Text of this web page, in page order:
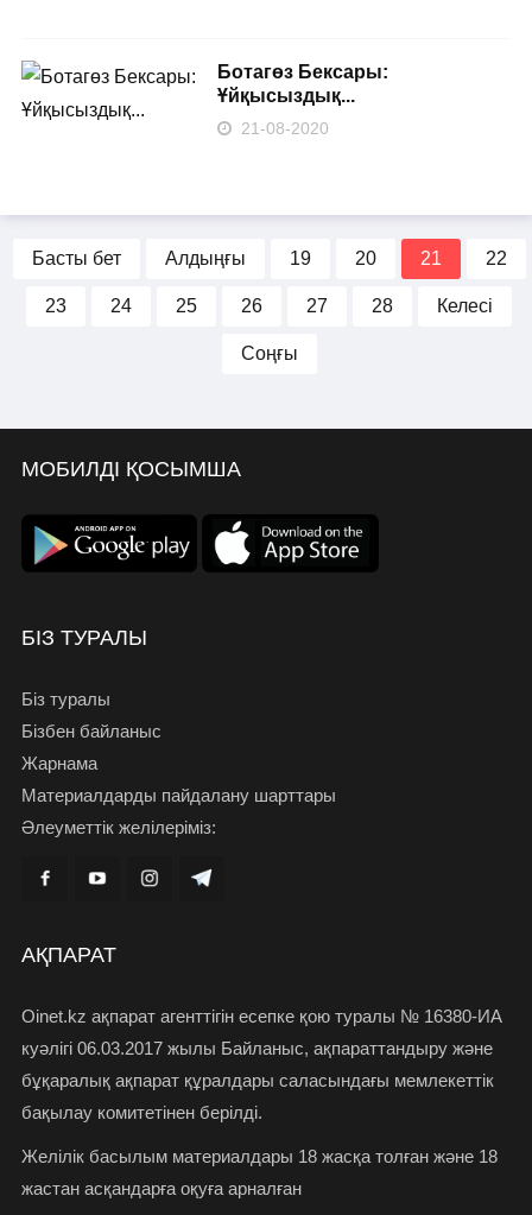
Ботагөз Бексары:
Ұйқысыздық...
21-08-2020
Басты бет Алдыңғы 19 20 21 22
23 24 25 26 27 28 Келесі
Соңғы
МОБИЛДІ ҚОСЫМША
БІЗ ТУРАЛЫ
Біз туралы
Бізбен байланыс
Жарнама
Материалдарды пайдалану шарттары
Әлеуметтік желілеріміз:
АҚПАРАТ
Oinet.kz ақпарат агенттігін есепке қою туралы № 16380-ИА
куәлігі 06.03.2017 жылы Байланыс, ақпараттандыру және
бұқаралық ақпарат құралдары саласындағы мемлекеттік
бақылау комитетінен берілді.
Желілік басылым материалдары 18 жасқа толған және 18
жастан асқандарға оқуға арналған